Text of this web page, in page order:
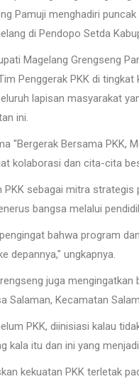
Pamuji menghadiri
di Pendopo Setda
Magelang Grengseng
Penggerak PKK di
lapisan masyarakat
ini.
"Bergerak Bersama PKK,
kolaborasi dan cita-cita
PKK sebagai mitra
bangsa melalui
bahwa program
depannya," ungkapnya.
juga
Salaman, Kecamatan
PKK, diinisiasi kalau
kala itu dan ini yang
kekuatan PKK terletak